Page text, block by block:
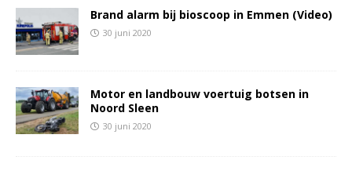
Brand alarm bij bioscoop in Emmen (Video)
30 juni 2020
Motor en landbouw voertuig botsen in
Noord Sleen
30 juni 2020